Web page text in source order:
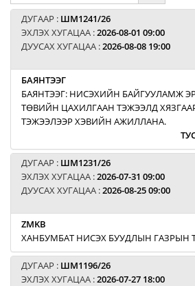
ДУГААР : ШМ1241/26
ЭХЛЭХ ХУГАЦАА :2026-08-01 09:00
ДУУСАХ ХУГАЦАА :2026-08-08 19:00
БАЯНТЭЭГ
БАЯНТЭЭГ: НИСЭХИЙН БАЙГУУЛАМЖ
ТӨВИЙН ЦАХИЛГААН ТЭЖЭЭЛД
ТЭЖЭЭЛЭЭР ХЭВИЙН АЖИЛЛАНА.
ДУГААР : ШМ1231/26
ЭХЛЭХ ХУГАЦАА :2026-07-31 09:00
ДУУСАХ ХУГАЦАА :2026-08-25 09:00
ZMKB
ХАНБУМБАТ НИСЭХ БУУДЛЫН ГАЗРЫН
ДУГААР : ШМ1196/26
ЭХЛЭХ ХУГАЦАА :2026-07-27 18:00